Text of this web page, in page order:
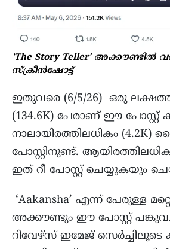
‘The Story Teller’ അക്കൗണ്ടിൽ
സ്ക്രീന്‍ഷോട്ട്
ഇതുവരെ (6/5/26) ഒരു
(134.6K) പേരാണ് ഈ പോസ്റ്റ്
നാലായിരത്തിലധികം
പോസ്റ്റിനുണ്ട്.
ഇത് റീ പോസ്റ്റ് ചെയ്യുകയും
‘Aakansha’ എന്ന് പേരുള്ള
അക്കൗണ്ടും ഈ പോസ്റ്റ്
റിവേഴ്സ് ഇമേജ് സെർച്ചിലൂടെ